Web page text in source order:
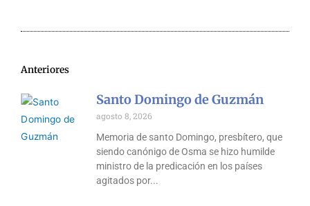
Anteriores
Santo Domingo de Guzmán
agosto 8, 2026
Memoria de santo Domingo, presbítero, que
siendo canónigo de Osma se hizo humilde
ministro de la predicación en los países
agitados por